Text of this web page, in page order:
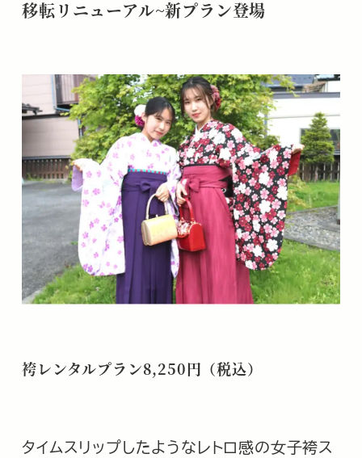
移転リニューアル~新プラン登場
袴レンタルプラン8,250円（税込）
タイムスリップしたようなレトロ感の女子袴ス